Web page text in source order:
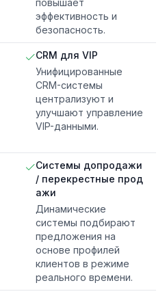
повышает
эффективность и
безопасность.
CRM для VIP
Унифицированные
CRM-системы
централизуют и
улучшают управление
VIP-данными.
Системы допродажи
/ перекрестные прод
ажи
Динамические
системы подбирают
предложения на
основе профилей
клиентов в режиме
реального времени.